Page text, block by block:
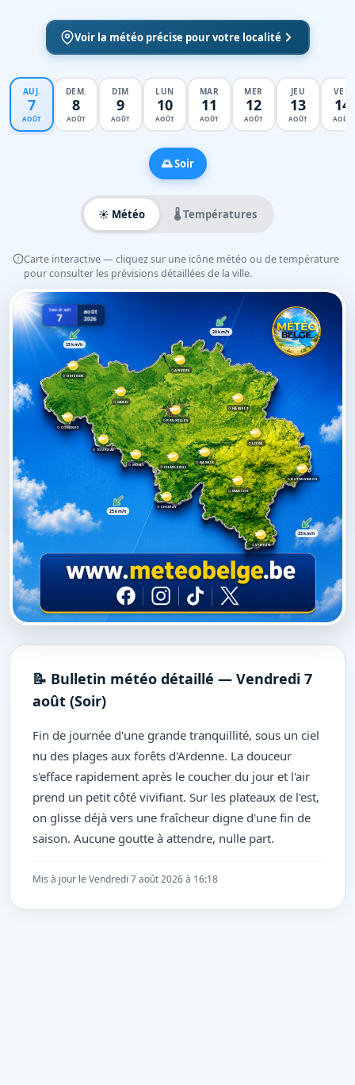
Voir la météo précise pour votre localité
AUJ.
7
AOÛT
DEM.
8
AOÛT
DIM
9
AOÛT
LUN
10
AOÛT
MAR
11
AOÛT
MER
12
AOÛT
JEU
13
AOÛT
VEN
14
AOÛT
🌅 Soir
☀️ Météo 🌡️ Températures
Carte interactive — cliquez sur une icône météo ou de température
pour consulter les prévisions détaillées de la ville.
CHARLEROI
CHIMAY
NAMUR
LIÈGE
VIRTON
MARCHE
MONS
TOURNAI
OSTENDE
GAND
BRUXELLES
ANVERS
HASSELT
COMINES
BUTGENBACH
25 km/h
20 km/h
25 km/h
25 km/h
Vendredi
7
août
2026
📝 Bulletin météo détaillé — Vendredi 7
août (Soir)
Fin de journée d'une grande tranquillité, sous un ciel
nu des plages aux forêts d'Ardenne. La douceur
s'efface rapidement après le coucher du jour et l'air
prend un petit côté vivifiant. Sur les plateaux de l'est,
on glisse déjà vers une fraîcheur digne d'une fin de
saison. Aucune goutte à attendre, nulle part.
Mis à jour le Vendredi 7 août 2026 à 16:18